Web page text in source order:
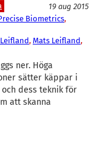
19 aug 2015
Biometrics
, Mats Leifland
ner. Höga
sätter käppar i
dess teknik för
att skanna